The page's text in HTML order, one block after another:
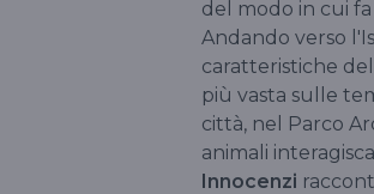
del modo in cui
Andando verso
caratteristiche
più vasta sulle
città, nel Parco
animali
Innocenzi